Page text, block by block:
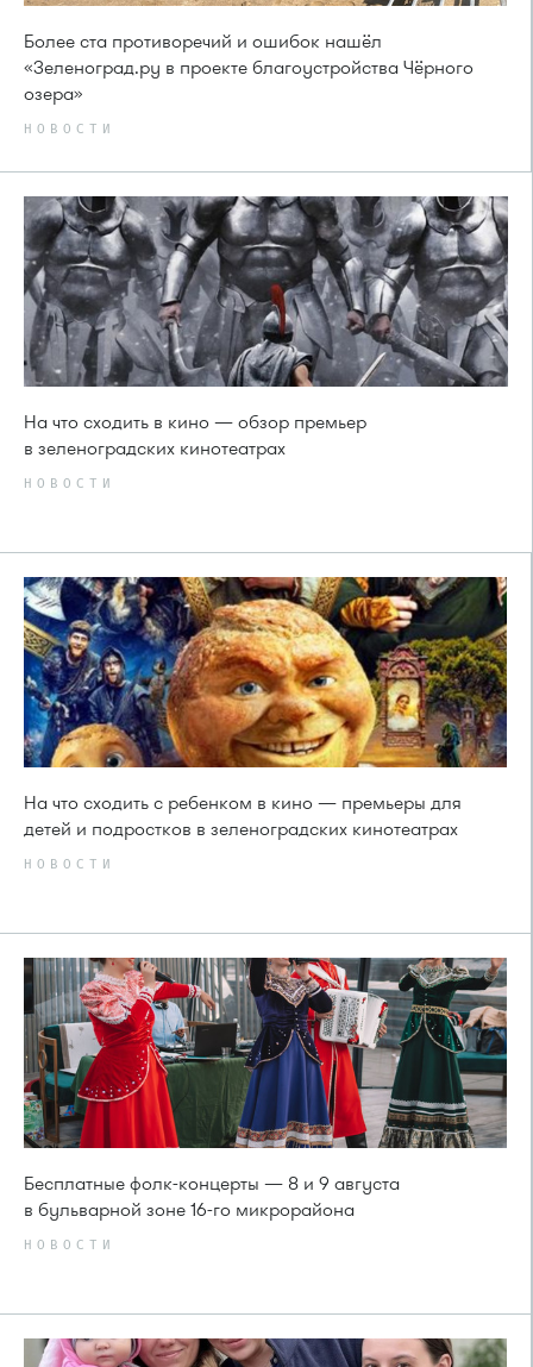
Более ста противоречий и ошибок нашёл
«Зеленоград.ру в проекте благоустройства Чёрного
озера»
НОВОСТИ
На что сходить в кино — обзор премьер
в зеленоградских кинотеатрах
НОВОСТИ
На что сходить с ребенком в кино — премьеры для
детей и подростков в зеленоградских кинотеатрах
НОВОСТИ
Бесплатные фолк-концерты — 8 и 9 августа
в бульварной зоне 16-го микрорайона
НОВОСТИ